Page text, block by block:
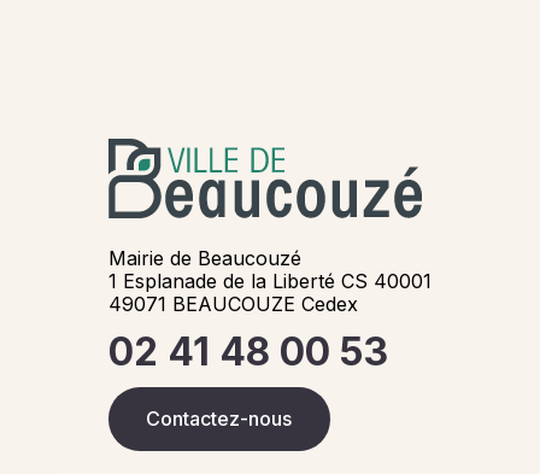
Mairie de Beaucouzé
1 Esplanade de la Liberté CS 40001
49071 BEAUCOUZE Cedex
02 41 48 00 53
Contactez-nous